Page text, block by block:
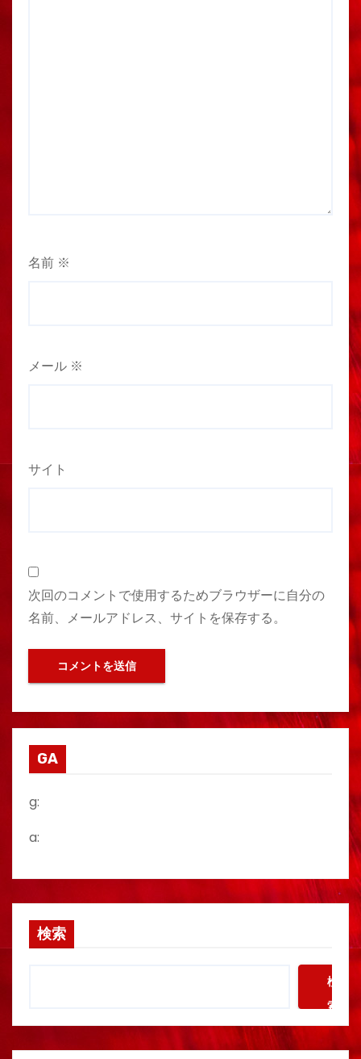
名前 ※
メール ※
サイト
次回のコメントで使用するためブラウザーに自分の
名前、メールアドレス、サイトを保存する。
GA
g:
a:
検索
検
索